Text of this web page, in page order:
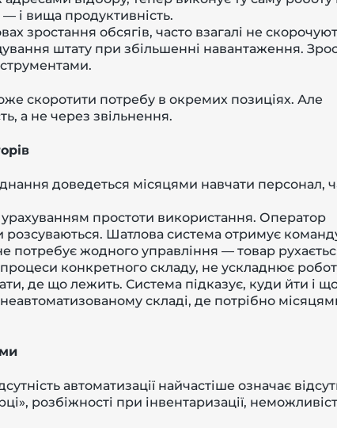
і вища продуктивність.
зростання обсягів, часто взагалі не
штату при збільшенні навантаження.
скоротити потребу в окремих позиціях. Але
а не через звільнення.
доведеться місяцями навчати персонал,
урахуванням простоти використання. Оператор
Шатлова система отримує
потребує жодного управління — товар
конкретного складу, не ускладнює
де що лежить. Система підказує, куди йти і
складі, де потрібно
автоматизації найчастіше означає
розбіжності при інвентаризації,